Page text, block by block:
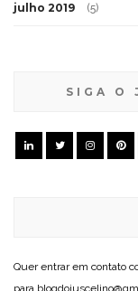
julho 2019 (5)
SIGA O
Quer entrar em contato